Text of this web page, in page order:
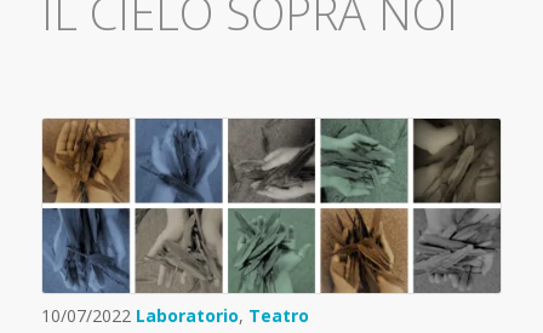
10/07/2022 Laboratorio, Teatro